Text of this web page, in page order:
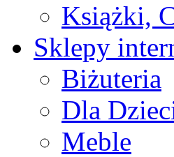
Książki,
Sklepy
Biżuteria
Dla
Meble